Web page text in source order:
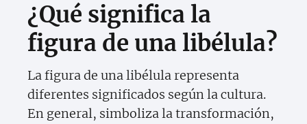
¿Qué significa la
figura de una libélula?
La figura de una libélula representa
diferentes significados según la cultura.
En general, simboliza la transformación,